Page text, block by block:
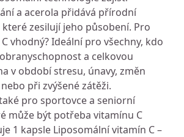
a acerola přidává přírodní
zesilují jeho působení. Pro
vhodný? Ideální pro všechny, kdo
a celkovou
v období stresu, únavy, změn
při zvýšené zátěži.
pro sportovce a seniorní
může být potřeba vitamínu C
1 kapsle Liposomální vitamín C –